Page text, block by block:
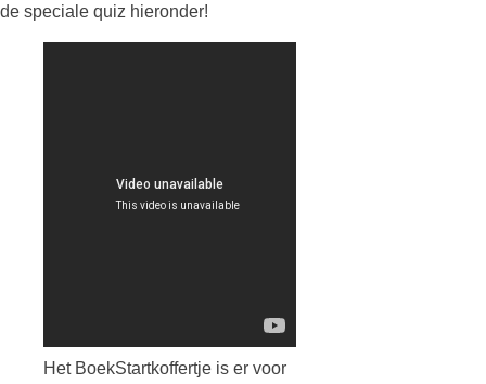
de speciale quiz hieronder!
Het BoekStartkoffertje is er voor